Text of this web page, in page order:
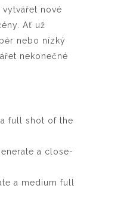
nové
Ať už
nebo nízký
nekonečné
a full shot of the
a close-
a medium full